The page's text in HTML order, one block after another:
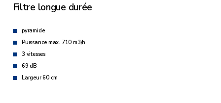
Filtre longue durée
pyramide
Puissance max. 710 m3/h
3 vitesses
69 dB
Largeur 60 cm